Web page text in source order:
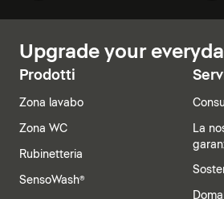
Upgrade your
Prodotti
Zona lavabo
Zona WC
Rubinetteria
SensoWash®
La